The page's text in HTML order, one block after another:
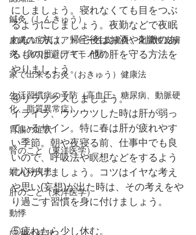
鍼灸（しんきゅう）
皮膚の症状（アトピー性皮膚炎、化膿性皮膚
炎、魚の目、デキモノ類）
家で出来るお灸（おきゅう）健康法
生活習慣病の予防（高血圧、糖尿病、動脈硬
化、脂質異常症）
胃腸の症状
腎のこと（東洋医学）
婦人科疾患
肝のこと（東洋医学）
動悸
にしましょう。寝れなくても目をつぶ
るようにしましょう。夜勤などで夜眠
れない方は、帰宅後はお酒や刺激のあ
るものは避けて、他の肝を守る方法を
やりましょう。
④リラックスしましょう。
イライラ、ウツウツした時は肝が弱っ
ているサイン。特に春は肝が疲れやす
い季節。朝や夜寝る前、仕事中でも良
いので、呼吸法や瞑想などをするよう
に心がけましょう。コツはイヤな考え
や思い(妄想)が出た時は、その考えをや
り過ごす習慣を身に付けましょう。
⑤疲れたら少し休む。